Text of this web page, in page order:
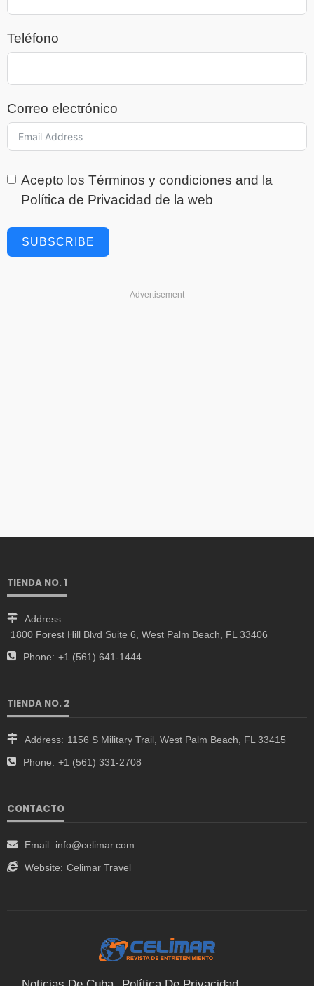
Teléfono
Correo electrónico
Acepto los Términos y condiciones and la
Política de Privacidad de la web
SUBSCRIBE
- Advertisement -
TIENDA NO. 1
Address:
1800 Forest Hill Blvd Suite 6, West Palm Beach, FL 33406
Phone: +1 (561) 641-1444
TIENDA NO. 2
Address: 1156 S Military Trail, West Palm Beach, FL 33415
Phone: +1 (561) 331-2708
CONTACTO
Email: info@celimar.com
Website: Celimar Travel